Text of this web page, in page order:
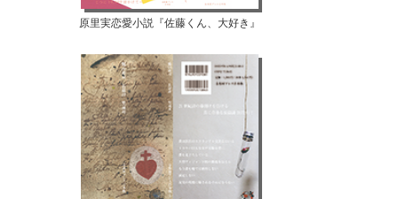
原里実恋愛小説『佐藤くん、大好き』